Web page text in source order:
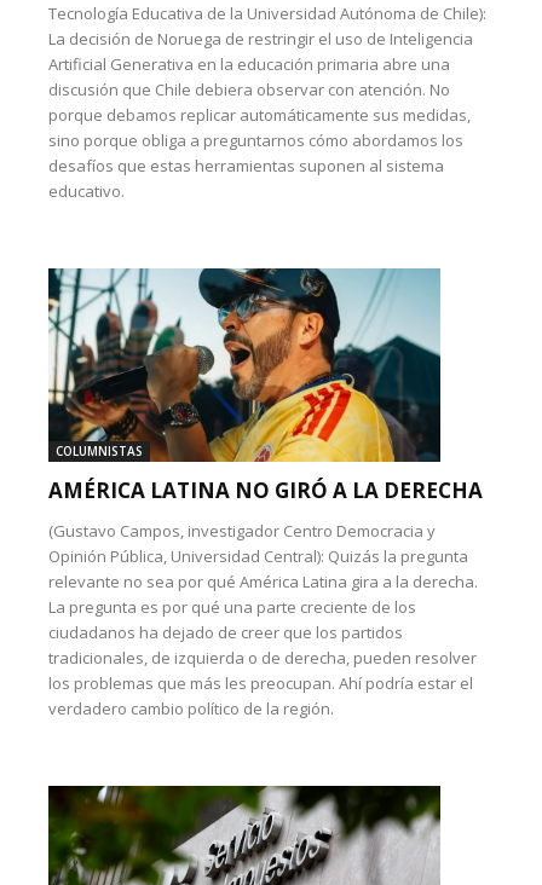
Tecnología Educativa de la Universidad Autónoma de Chile):
La decisión de Noruega de restringir el uso de Inteligencia
Artificial Generativa en la educación primaria abre una
discusión que Chile debiera observar con atención. No
porque debamos replicar automáticamente sus medidas,
sino porque obliga a preguntarnos cómo abordamos los
desafíos que estas herramientas suponen al sistema
educativo.
COLUMNISTAS
AMÉRICA LATINA NO GIRÓ A LA DERECHA
(Gustavo Campos, investigador Centro Democracia y
Opinión Pública, Universidad Central): Quizás la pregunta
relevante no sea por qué América Latina gira a la derecha.
La pregunta es por qué una parte creciente de los
ciudadanos ha dejado de creer que los partidos
tradicionales, de izquierda o de derecha, pueden resolver
los problemas que más les preocupan. Ahí podría estar el
verdadero cambio político de la región.